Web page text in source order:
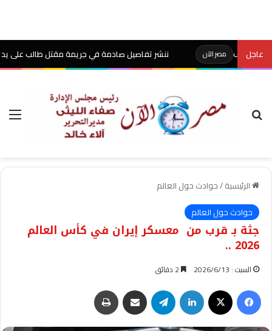
عاجل
مصر الآن ننشر تفاصيل صادمة في جريمة مقتل طالب على يد والده
بحث عن
الرئيسية/حوادث حول العالم
حوادث حول العالم
جثة بـ قرب من معسكر إيران في كأس العالم
2026 ..
السبت : 2026/6/13
فيسبوك لينكدإن تيلقرام مشاركة عبر البريد